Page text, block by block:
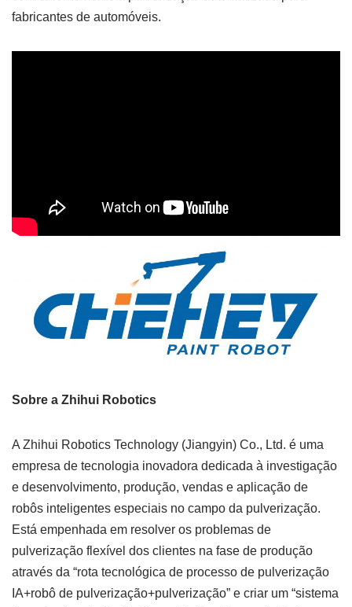
fabricantes de automóveis.
Sobre a Zhihui Robotics
A Zhihui Robotics Technology (Jiangyin) Co., Ltd. é uma
empresa de tecnologia inovadora dedicada à investigação
e desenvolvimento, produção, vendas e aplicação de
robôs inteligentes especiais no campo da pulverização.
Está empenhada em resolver os problemas de
pulverização flexível dos clientes na fase de produção
através da “rota tecnológica de processo de pulverização
IA+robô de pulverização+pulverização” e criar um “sistema